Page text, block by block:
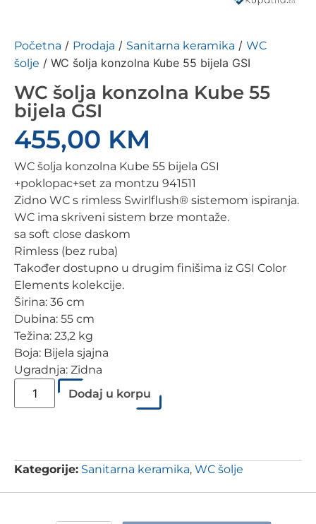
Početna / Prodaja / Sanitarna keramika / WC
šolje / WC šolja konzolna Kube 55 bijela GSI
WC šolja konzolna Kube 55
bijela GSI
455,00 KM
WC šolja konzolna Kube 55 bijela GSI
+poklopac+set za montzu 941511
Zidno WC s rimless Swirlflush® sistemom ispiranja.
WC ima skriveni sistem brze montaže.
sa soft close daskom
Rimless (bez ruba)
Također dostupno u drugim finišima iz GSI Color
Elements kolekcije.
Širina: 36 cm
Dubina: 55 cm
Težina: 23,2 kg
Boja: Bijela sjajna
Ugradnja: Zidna
Dodaj u korpu
Kategorije: Sanitarna keramika, WC šolje